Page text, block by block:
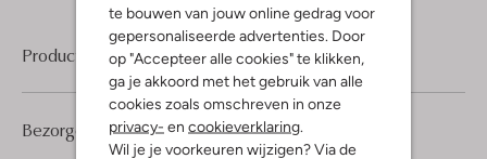
te bouwen van jouw online gedrag voor
gepersonaliseerde advertenties. Door
op "Accepteer alle cookies" te klikken,
ga je akkoord met het gebruik van alle
cookies zoals omschreven in onze
privacy- en cookieverklaring.
Wil je je voorkeuren wijzigen? Via de
Product informatie
Bezorgen & retourneren